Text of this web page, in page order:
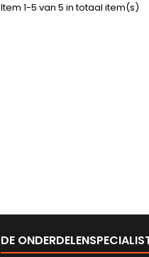
Item 1-5 van 5 in totaal item(s)
DE